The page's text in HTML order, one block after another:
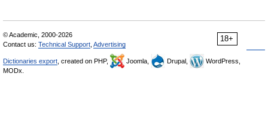
18+
© Academic, 2000-2026
Contact us: Technical Support Advertising
Dictionaries export , created on PHP, Joomla, Drupal,
WordPress,
MODx.